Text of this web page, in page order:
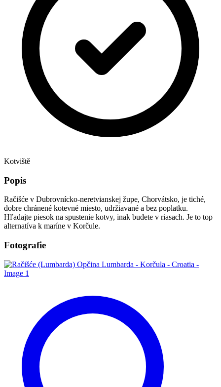
Kotviště
Popis
Račišće v Dubrovnícko-neretvianskej župe, Chorvátsko, je tiché,
dobre chránené kotevné miesto, udržiavané a bez poplatku.
Hľadajte piesok na spustenie kotvy, inak budete v riasach. Je to top
alternatíva k maríne v Korčule.
Fotografie